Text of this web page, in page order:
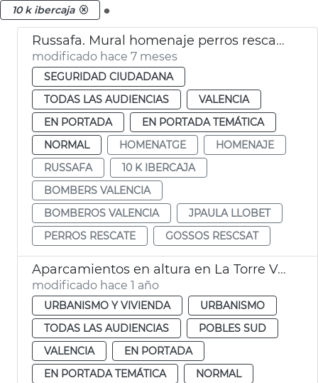
10 k ibercaja
Russafa. Mural homenaje perros rescate Bomberos València
modificado hace 7 meses
SEGURIDAD CIUDADANA
TODAS LAS AUDIENCIAS
VALENCIA
EN PORTADA
EN PORTADA TEMÁTICA
NORMAL
HOMENATGE
HOMENAJE
RUSSAFA
10 K IBERCAJA
BOMBERS VALENCIA
BOMBEROS VALENCIA
JPAULA LLOBET
PERROS RESCATE
GOSSOS RESCSAT
Aparcamientos en altura en La Torre València
modificado hace 1 año
URBANISMO Y VIVIENDA
URBANISMO
TODAS LAS AUDIENCIAS
POBLES SUD
VALENCIA
EN PORTADA
EN PORTADA TEMÁTICA
NORMAL